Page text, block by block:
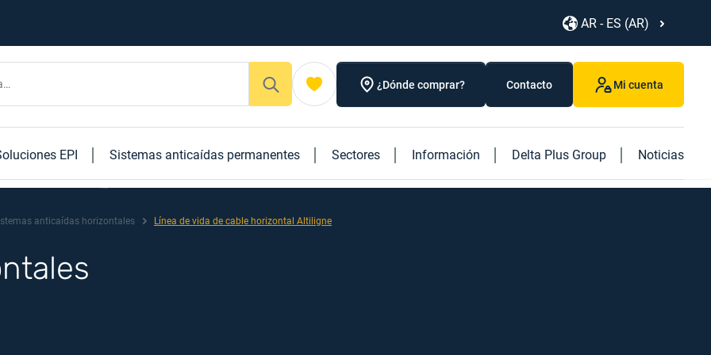
AR - ES (AR)
¿Dónde comprar? Contacto Mi cuenta
EPI Sistemas anticaídas permanentes Sectores Información Delta Plus Group Noticias
anticaídas horizontales Línea de vida de cable horizontal Altiligne